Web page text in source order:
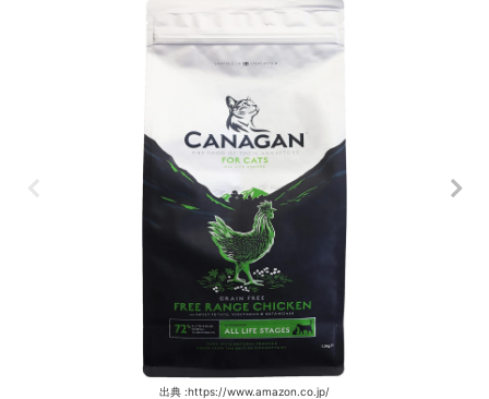
出典 :https://www.amazon.co.jp/